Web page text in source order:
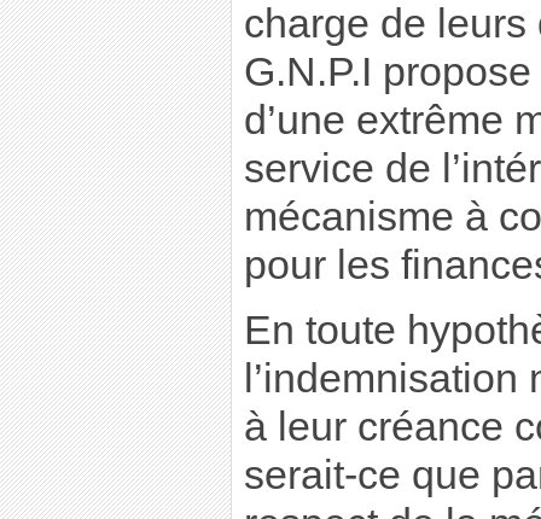
charge de
G.N.P.I
d’une extrême
service de
mécanisme à
pour les
En toute
à leur créance
serait-ce que